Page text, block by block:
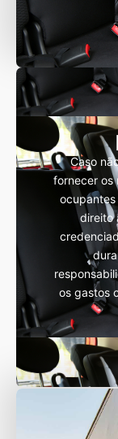
Caso
fornecer os
ocupantes
direito
os gastos